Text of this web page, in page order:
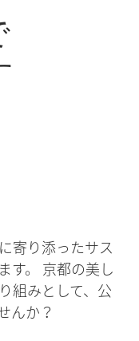
寄り添ったサス
す。 京都の美し
組みとして、公
んか？